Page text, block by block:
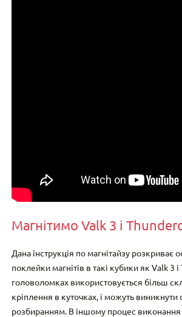
Магнітимо Valk 3 і
Дана інструкція по магнітайзу розкриває
поклейки магнітів в такі кубики як Valk 3
головоломках використовується більш
кріплення в куточках, і можуть виникнути
розбиранням. В іншому процес